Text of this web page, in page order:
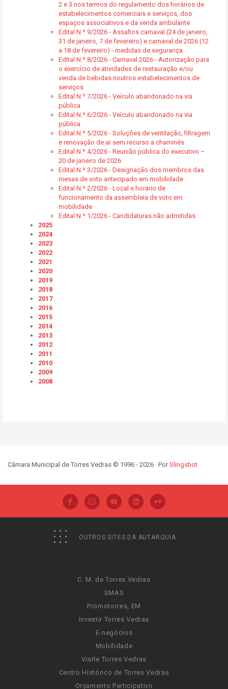
2 e 3 nos termos do regulamento dos horários de
estabelecimentos comerciais e serviços, dos
espaços associativos e da venda ambulante
Edital N.º 9/2026 - Assaltos carnaval (24 de janeiro,
31 de janeiro, 7 de fevereiro) e carnaval de 2026 (12
a 18 de fevereiro) - medidas de segurança
Edital N.º 8/2026 - Carnaval 2026 - Autorização para
o exercício de atividades de restauração e/ou
venda de bebidas noutros estabelecimentos de
serviços
Edital N.º 7/2026 - Veículo abandonado na via
pública
Edital N.º 6/2026 - Veículo abandonado na via
pública
Edital N.º 5/2026 - Soluções de ventilação, filtragem
e renovação de ar sem recurso a chaminés
Edital N.º 4/2026 - Reunião pública do executivo –
20 de janeiro de 2026
Edital N.º 3/2026 - Designação dos membros das
mesas de voto antecipado em mobilidade
Edital N.º 2/2026 - Local e horário de
funcionamento da assembleia de voto em
mobilidade
Edital N.º 1/2026 - Candidaturas não admitidas
2025
2024
2023
2022
2021
2020
2019
2018
2017
2016
2015
2014
2013
2012
2011
2010
2009
2008
Câmara Municipal de Torres Vedras © 1996 - 2026 · PorSlingshot
OUTROS SITES DA AUTARQUIA
C. M. de Torres Vedras
SMAS
Promotorres, EM
Investir Torres Vedras
E-negócios
Mobilidade
Visite Torres Vedras
Centro Histórico de Torres Vedras
Orçamento Participativo